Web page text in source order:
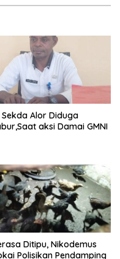
Sekda Alor Diduga
aksi Damai GMNI
Ditipu, Nikodemus
Polisikan Pendamping